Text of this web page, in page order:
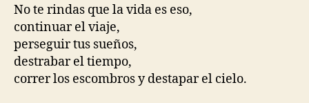
No te rindas que la vida es eso,
continuar el viaje,
perseguir tus sueños,
destrabar el tiempo,
correr los escombros y destapar el cielo.